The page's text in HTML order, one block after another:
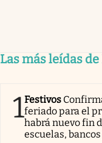
Las más leídas
1Festivos
feriado para el
habrá nuevo fin
escuelas,